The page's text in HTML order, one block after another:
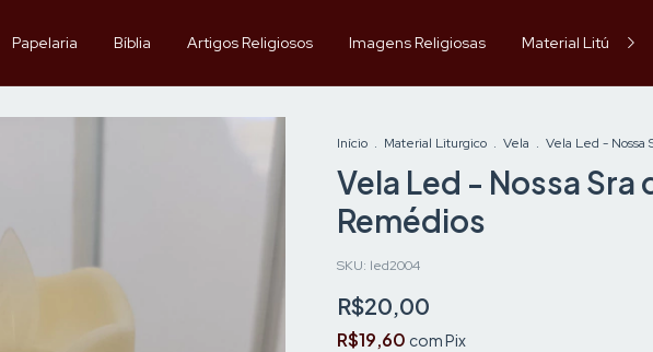
Papelaria Bíblia Artigos Religiosos Imagens Religiosas Material Litúrgico
Início . Material Liturgico . Vela . Vela Led - Nossa
Vela Led - Nossa Sra
Remédios
SKU: led2004
R$20,00
R$19,60 comPix